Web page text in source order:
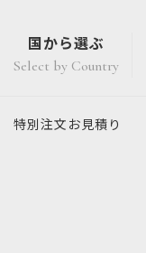
国から選ぶ
Select by Country
特別注文 お見積り